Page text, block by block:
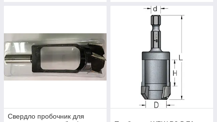
Свердло пробочник для